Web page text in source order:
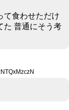
て食わせただけ
た 普通にそう考